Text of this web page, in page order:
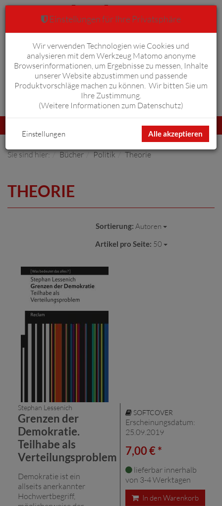
Anmelden Warenkorb 0
umschalten
Sie sind hier: Bücher Politik Theorie
THEORIE
Sortierung: Autoren
Artikel pro Seite: 50
Stephan Lessenich
Grenzen der
Demokratie.
Teilhabe als
Verteilungsproblem
Demokratie ist ein
allseits anerkannter
Hochwertbegriff,
SOFTCOVER
Erscheinungsdatum:
25.09.2019
7,00 € *
lieferbar innerhalb
von 3-4 Werktagen
In den Warenkorb
Einstellungen für Ihre Privatsphäre
Wir verwenden Technologien wie Cookies und
analysieren mit dem Werkzeug Matomo anonyme
Browserinformationen, um Ergebnisse zu messen, Inhalte
unserer Website abzustimmen und passende
Produktvorschläge machen zu können. Wir bitten Sie um
Ihre Zustimmung.
(Weitere Informationen zum Datenschutz)
Alle akzeptieren
Einstellungen